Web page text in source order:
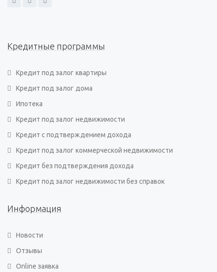
Кредитные программы
Кредит под залог квартиры
Кредит под залог дома
Ипотека
Кредит под залог недвижимости
Кредит с подтверждением дохода
Кредит под залог коммерческой недвижимости
Кредит без подтверждения дохода
Кредит под залог недвижимости без справок
Информация
Новости
Отзывы
Online заявка